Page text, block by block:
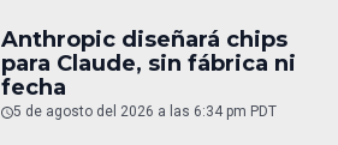
Anthropic diseñará chips
para Claude, sin fábrica ni
fecha
5 de agosto del 2026 a las 6:34 pm PDT